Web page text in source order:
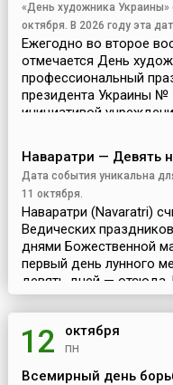
«День художника Украины»
октября. В 2026 году эта
Ежегодно во второе
отмечается День
профессиональный
президента Украины №
инициативой
Наваратри — Девять
Дата события уникальна
11 октября.
Наваратри (Navaratri)
Ведических
днями Божественной
первый день лунного
девять дней — отсюда
кото...
12 октября
пн
Всемирный день